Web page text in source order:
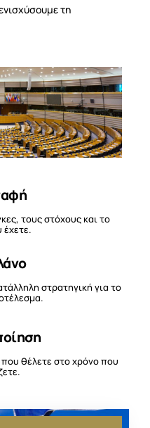
τη
τους στόχους και το
στρατηγική για το
θέλετε στο χρόνο που